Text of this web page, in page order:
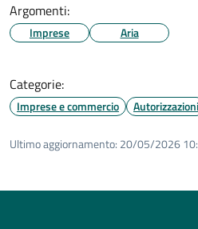
Argomenti:
Imprese Aria
Categorie:
Imprese e commercio Autorizzazioni
Ultimo aggiornamento: 20/05/2026